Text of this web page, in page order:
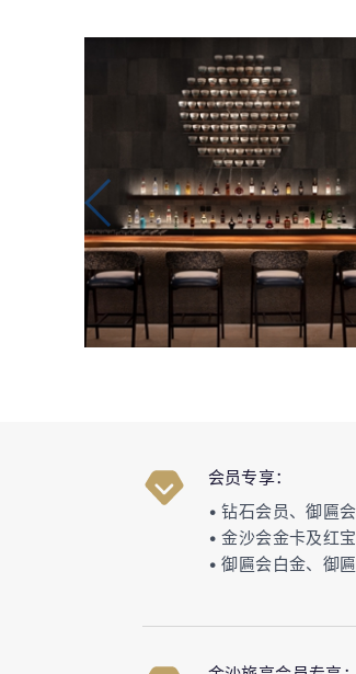
会员专享：
• 钻石会员、御匾
• 金沙会金卡及红
• 御匾会白金、御